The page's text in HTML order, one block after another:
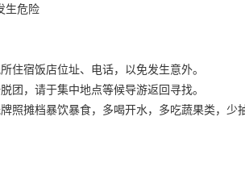
生危险
住宿饭店位址、电话，以免发生意外。
团，请于集中地点等候导游返回寻找。
摊档暴饮暴食，多喝开水，多吃蔬果类，少